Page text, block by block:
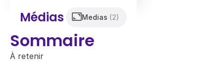
Médias Medias (2)
Sommaire
À retenir